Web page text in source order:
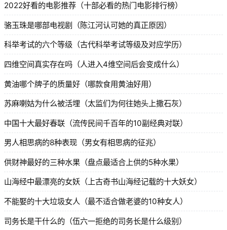
2022好看的电影推荐（十部必看的热门电影排行榜）
骆玉珠是哪部电视剧（陈江河认可她的真正原因）
科举考试的六个等级（古代科举考试等级及对应学历）
四维空间真实存在吗（人进入4维空间后会变成什么）
黄油哪个牌子的质量好（哪款食用黄油好用）
苏麻喇姑为什么被活埋（太监们为何往她头上撒石灰）
中国十大最好春联（流传民间千百年的10副经典对联）
男人相思病的8种表现（男女有相思病的征兆）
供财神最好的三种水果（盘点最适合上供的5种水果）
山海经中最漂亮的女妖（上古奇书山海经记载的十大妖女）
不能娶的十大垃圾女人（最不适合做老婆的10种女人）
司务长是干什么的（伍六一拒绝的司务长是什么级别）